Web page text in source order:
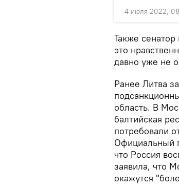
4 июля 2022,
Также
это
давно уже не
Ранее Литва
область. В
балтийская
потребовали
Официальный
что Россия
заявила, что
окажутся